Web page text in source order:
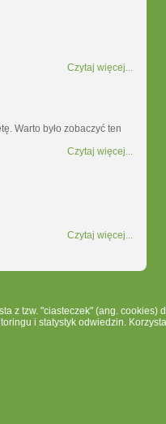
Czytaj więcej...
Warto było zobaczyć ten
Czytaj więcej...
Czytaj więcej...
z tzw. "ciasteczek" (ang.
i statystyk odwiedzin.